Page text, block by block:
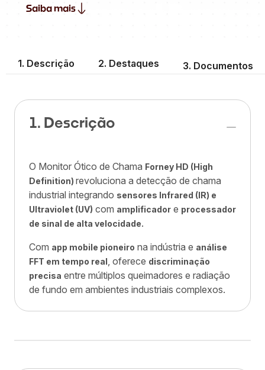
Saiba mais
1. Descrição 2. Destaques 3. Documentos
1. Descrição
O Monitor Ótico de Chama Forney HD (High
Definition) revoluciona a detecção de chama
industrial integrando sensores Infrared (IR) e
Ultraviolet (UV) com amplificador e processador
de sinal de alta velocidade.
Com app mobile pioneiro na indústria e análise
FFT em tempo real, oferece discriminação
precisa entre múltiplos queimadores e radiação
de fundo em ambientes industriais complexos.